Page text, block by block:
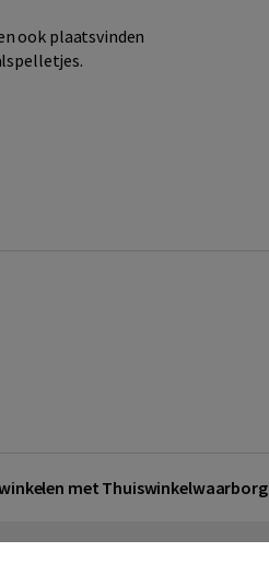
ook plaatsvinden
met Thuiswinkelwaarborg